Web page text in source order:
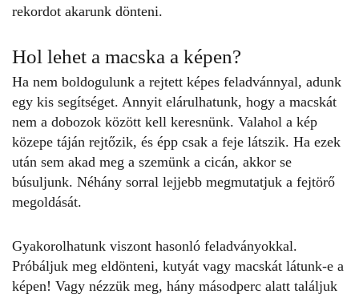
rekordot akarunk dönteni.
Hol lehet a macska a képen?
Ha nem boldogulunk a rejtett képes feladvánnyal, adunk
egy kis segítséget. Annyit elárulhatunk, hogy a macskát
nem a dobozok között kell keresnünk. Valahol a kép
közepe táján rejtőzik, és épp csak a feje látszik. Ha ezek
után sem akad meg a szemünk a cicán, akkor se
búsuljunk. Néhány sorral lejjebb megmutatjuk a fejtörő
megoldását.
Gyakorolhatunk viszont hasonló feladványokkal.
Próbáljuk meg eldönteni, kutyát vagy macskát látunk-e a
képen! Vagy nézzük meg, hány másodperc alatt találjuk